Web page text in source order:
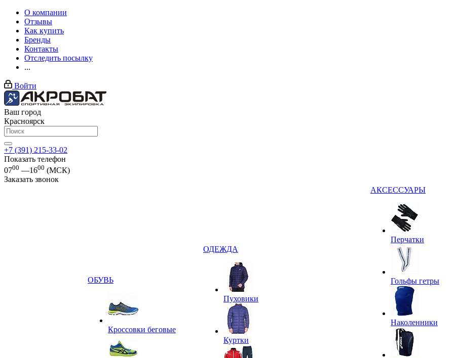
О компании
Отзывы
Как купить
Бренды
Контакты
Отследить посылку
...
Войти
Ваш город
Красноярск
+7 (391) 215-33-02
Показать телефон
0700 —1600 (МСК)
Заказать звонок
ОБУВЬ
Кроссовки беговые
ОДЕЖДА
Пуховики
Куртки
АКСЕССУАРЫ
Перчатки
Гольфы гетры
Наколенники